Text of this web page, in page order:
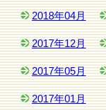
2018年04月
2017年12月
2017年05月
2017年01月